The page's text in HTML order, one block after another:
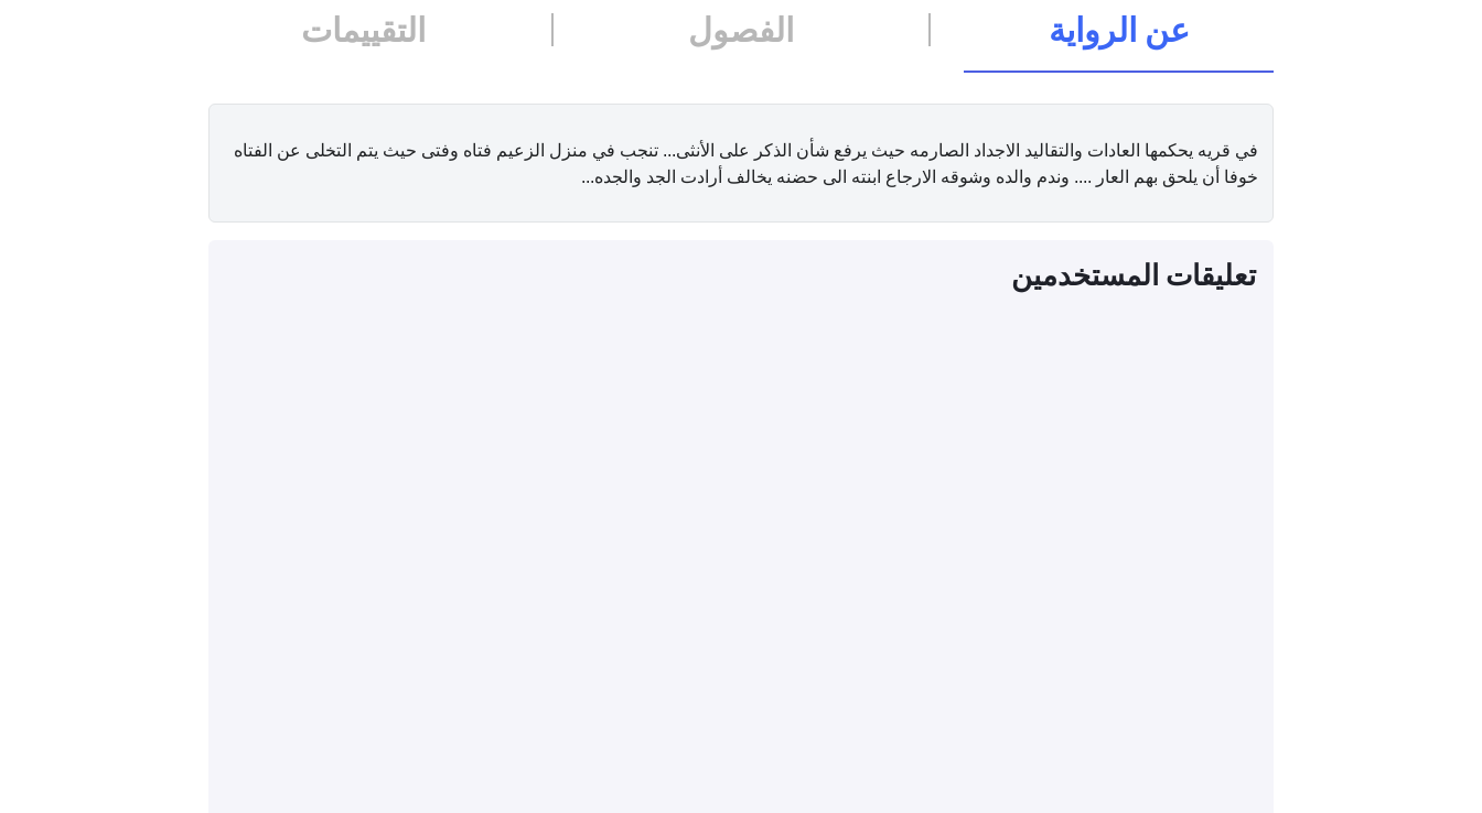
عن الرواية الفصول التقييمات
في قريه يحكمها العادات والتقاليد الاجداد الصارمه حيث يرفع شأن الذكر على الأنثى... تنجب في منزل الزعيم فتاه وفتى حيث يتم التخلى عن الفتاه
خوفا أن يلحق بهم العار .... وندم والده وشوقه الارجاع ابنته الى حضنه يخالف أرادت الجد والجده...
تعليقات المستخدمين